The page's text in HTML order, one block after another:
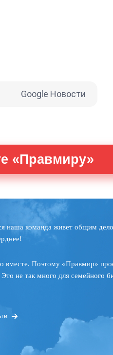
Google Новости
«Правмиру»
наша команда живет общим
вместе. Поэтому «Правмир»
не так много для семейного